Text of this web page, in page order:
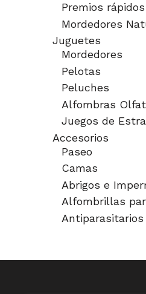
Premios rápidos
Mordedores
Juguetes
Mordedores
Pelotas
Peluches
Alfombras
Juegos de
Accesorios
Paseo
Camas
Abrigos e
Alfombrillas
Antiparasitarios